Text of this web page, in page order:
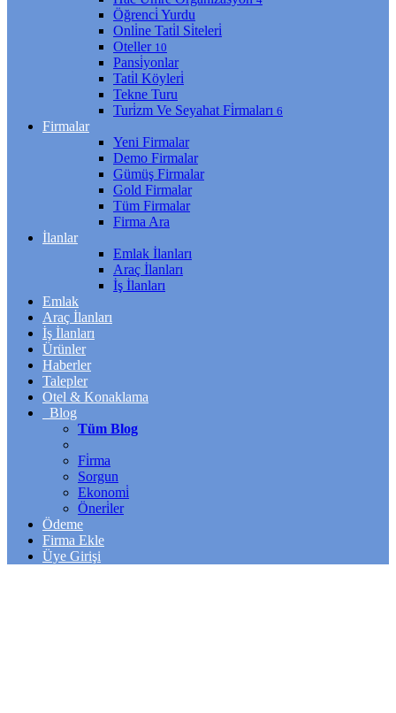
Öğrenci̇ Yurdu
Onli̇ne Tati̇l Si̇teleri̇
Oteller 10
Pansi̇yonlar
Tati̇l Köyleri̇
Tekne Turu
Turi̇zm Ve Seyahat Fi̇rmaları 6
Firmalar
Yeni Firmalar
Demo Firmalar
Gümüş Firmalar
Gold Firmalar
Tüm Firmalar
Firma Ara
İlanlar
Emlak İlanları
Araç İlanları
İş İlanları
Emlak
Araç İlanları
İş İlanları
Ürünler
Haberler
Talepler
Otel & Konaklama
Blog
Tüm Blog
Fi̇rma
Sorgun
Ekonomi̇
Öneri̇ler
Ödeme
Firma Ekle
Üye Girişi